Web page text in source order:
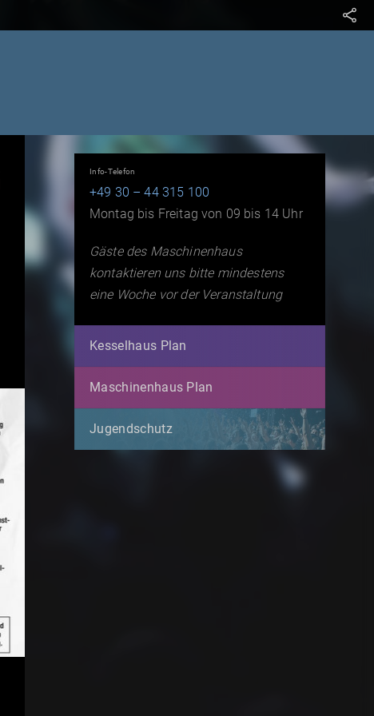
Info-Telefon
+49 30 – 44 315 100
Montag bis Freitag von 09 bis 14 Uhr
Gäste des Maschinenhaus
kontaktieren uns bitte mindestens
eine Woche vor der Veranstaltung
Kesselhaus Plan
Maschinenhaus Plan
Jugendschutz